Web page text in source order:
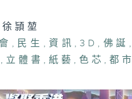
頴堃
, 民生 , 資訊 ,3D , 佛誕 ,
,立體書 ,紙藝 ,色芯 ,都市